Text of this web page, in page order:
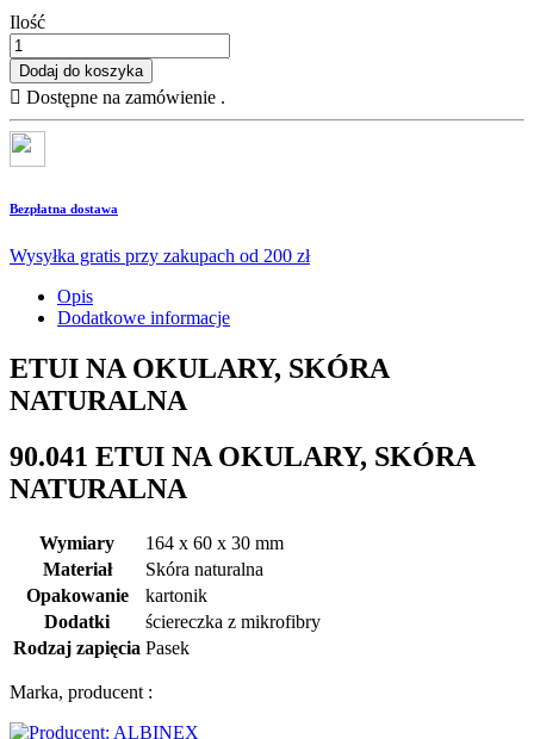
Ilość
Dodaj do koszyka
 Dostępne na zamówienie .
Bezpłatna dostawa
Wysyłka gratis przy zakupach od 200 zł
Opis
Dodatkowe informacje
ETUI NA OKULARY, SKÓRA
NATURALNA
90.041 ETUI NA OKULARY, SKÓRA
NATURALNA
Wymiary
164 x 60 x 30 mm
Materiał
Skóra naturalna
Opakowanie
kartonik
Dodatki
ściereczka z mikrofibry
Rodzaj zapięcia Pasek
Marka, producent :